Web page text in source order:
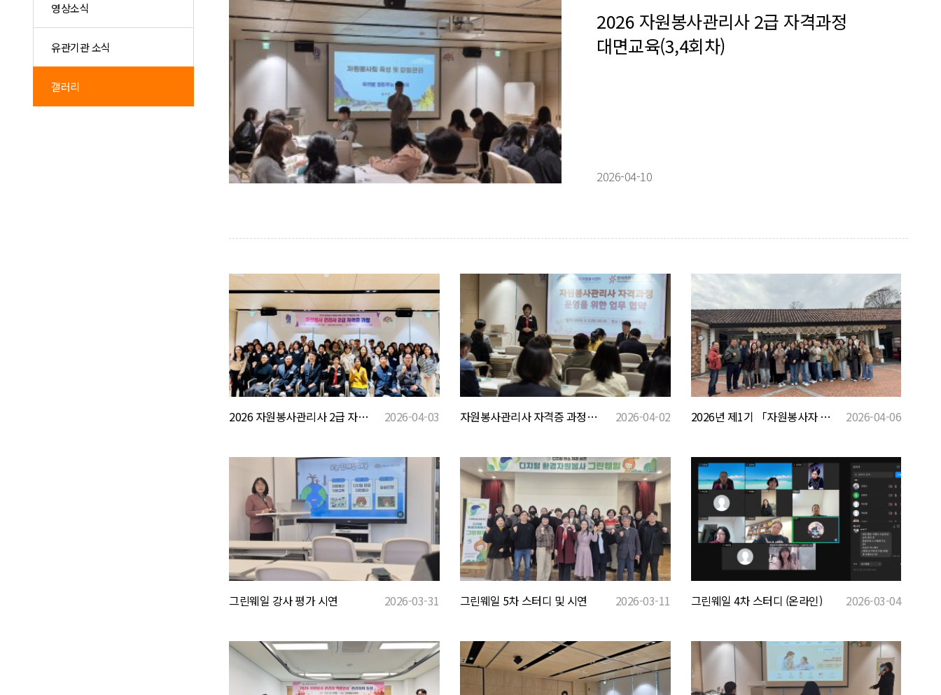
영상소식
유관기관 소식
갤러리
2026 자원봉사관리사 2급 자격과정
대면교육(3,4회차)
2026-04-10
2026 자원봉사관리사 2급 자격과정 대면교육(1,2회차) 2026-04-03 자원봉사관리사 자격증 과정을 위한 업무협약 - 한국자원봉사센터협회 2026-04-02 2026년 제1기 「자원봉사자 역량강화」교육 - 충청남도인재개발원 2026-04-06
그린웨일 강사 평가 시연 2026-03-31 그린웨일 5차 스터디 및 시연 2026-03-11 그린웨일 4차 스터디 (온라인) 2026-03-04